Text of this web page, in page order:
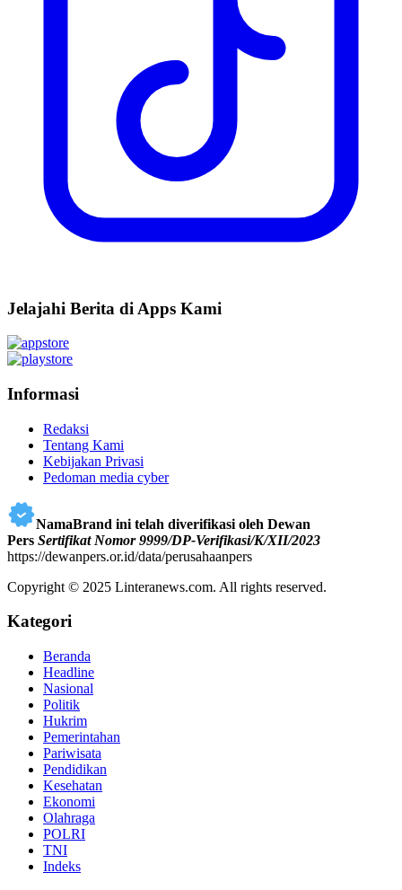
Jelajahi Berita di Apps Kami
Informasi
Redaksi
Tentang Kami
Kebijakan Privasi
Pedoman media cyber
NamaBrand ini telah diverifikasi oleh Dewan
Pers Sertifikat Nomor 9999/DP-Verifikasi/K/XII/2023
https://dewanpers.or.id/data/perusahaanpers
Copyright © 2025 Linteranews.com. All rights reserved.
Kategori
Beranda
Headline
Nasional
Politik
Hukrim
Pemerintahan
Pariwisata
Pendidikan
Kesehatan
Ekonomi
Olahraga
POLRI
TNI
Indeks